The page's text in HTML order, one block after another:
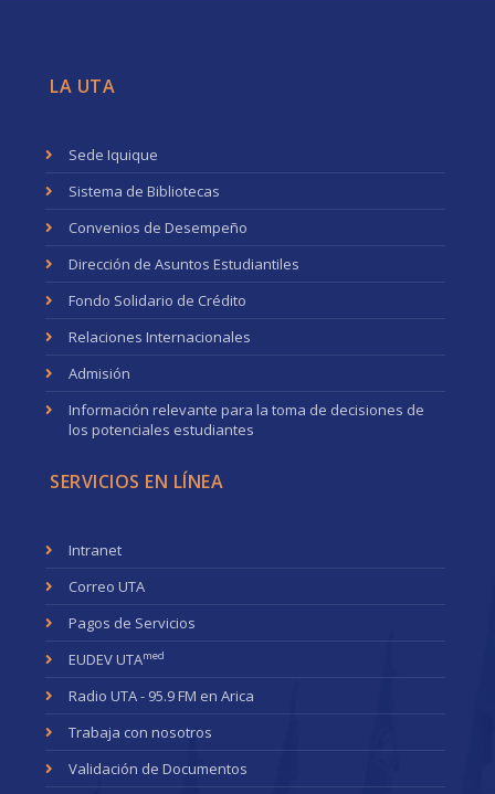
LA UTA
Sede Iquique
Sistema de Bibliotecas
Convenios de Desempeño
Dirección de Asuntos Estudiantiles
Fondo Solidario de Crédito
Relaciones Internacionales
Admisión
Información relevante para la toma de decisiones de
los potenciales estudiantes
SERVICIOS EN LÍNEA
Intranet
Correo UTA
Pagos de Servicios
EUDEV UTAmed
Radio UTA - 95.9 FM en Arica
Trabaja con nosotros
Validación de Documentos